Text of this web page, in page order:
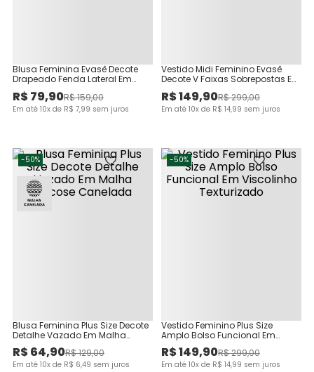
Blusa Feminina Evasê Decote
Drapeado Fenda Lateral Em
Viscose Lurex
R$79,90R$159,00
Em até 10x de R$ 7,99 sem juros
Vestido Midi Feminino Evasê
Decote V Faixas Sobrepostas Em
Cetim - ENFIM
R$149,90R$299,00
Em até 10x de R$ 14,99 sem juros
-50%
Blusa Feminina Plus Size Decote
Detalhe Vazado Em Malha
Viscose Canelada
R$64,90R$129,00
Em até 10x de R$ 6,49 sem juros
-50%
Vestido Feminino Plus Size
Amplo Bolso Funcional Em
Viscolinho Texturizado
R$149,90R$299,00
Em até 10x de R$ 14,99 sem juros